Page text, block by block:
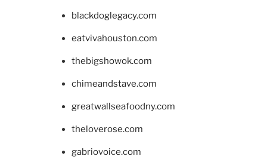
blackdoglegacy.com
eatvivahouston.com
thebigshowok.com
chimeandstave.com
greatwallseafoodny.com
theloverose.com
gabriovoice.com